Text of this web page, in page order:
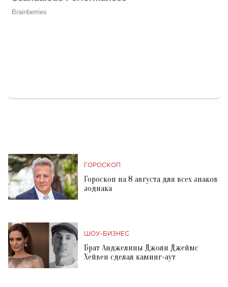
ГОРОСКОП
Гороскоп на 8 августа для всех знаков
зодиака
ШОУ-БИЗНЕС
Брат Анджелины Джоли Джеймс
Хейвен сделал каминг-аут